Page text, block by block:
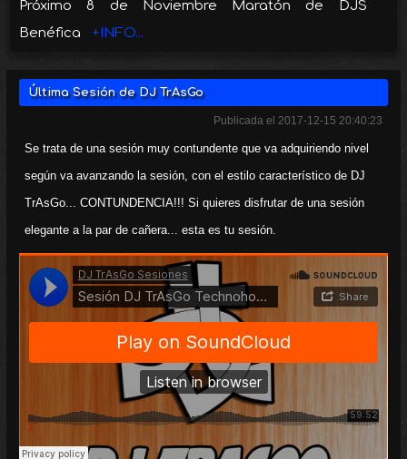
Próximo 8 de Noviembre Maratón de DJS
Benéfica +INFO...
Última Sesión de DJ TrAsGo
Publicada el 2017-12-15 20:40:23
Se trata de una sesión muy contundente que va adquiriendo nivel
según va avanzando la sesión, con el estilo característico de DJ
TrAsGo... CONTUNDENCIA!!! Si quieres disfrutar de una sesión
elegante a la par de cañera... esta es tu sesión.